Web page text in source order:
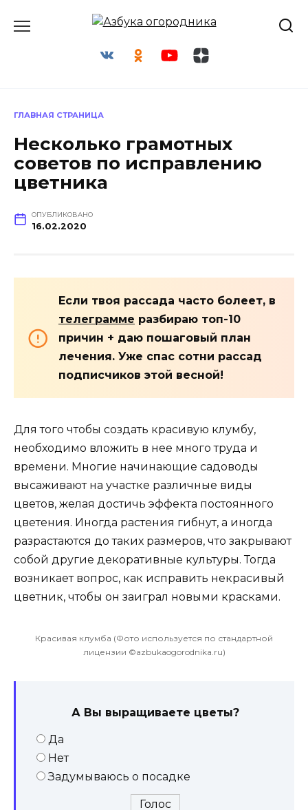
ГЛАВНАЯ СТРАНИЦА
Несколько грамотных
советов по исправлению
цветника
ОПУБЛИКОВАНО
16.02.2020
Если твоя рассада часто болеет, в
телеграмме разбираю топ-10
причин + даю пошаговый план
лечения. Уже спас сотни рассад
подписчиков этой весной!
Для того чтобы создать красивую клумбу,
необходимо вложить в нее много труда и
времени. Многие начинающие садоводы
высаживают на участке различные виды
цветов, желая достичь эффекта постоянного
цветения. Иногда растения гибнут, а иногда
разрастаются до таких размеров, что закрывают
собой другие декоративные культуры. Тогда
возникает вопрос, как исправить некрасивый
цветник, чтобы он заиграл новыми красками.
Красивая клумба (Фото используется по стандартной
лицензии ©azbukaogorodnika.ru)
А Вы выращиваете цветы?
Да
Нет
Задумываюсь о посадке